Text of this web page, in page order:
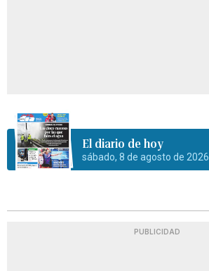
El diario de hoy
sábado, 8 de agosto de 2026
PUBLICIDAD